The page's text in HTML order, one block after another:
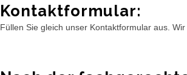
Kontaktformular:
Füllen Sie gleich unser Kontaktformular aus.